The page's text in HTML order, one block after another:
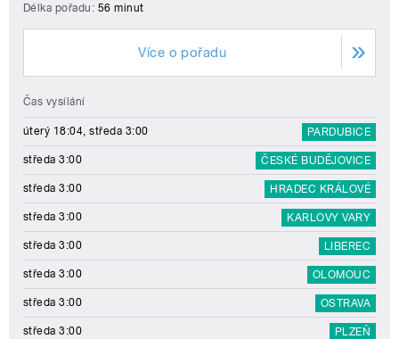
Délka pořadu: 56 minut
Více o pořadu
Čas vysílání
úterý 18:04, středa 3:00 PARDUBICE
středa 3:00 ČESKÉ BUDĚJOVICE
středa 3:00 HRADEC KRÁLOVÉ
středa 3:00 KARLOVY VARY
středa 3:00 LIBEREC
středa 3:00 OLOMOUC
středa 3:00 OSTRAVA
středa 3:00 PLZEŇ